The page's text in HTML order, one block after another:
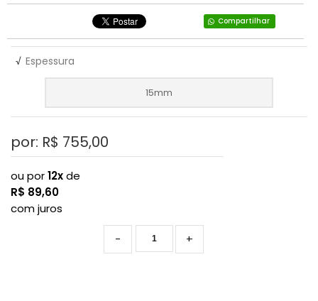
Compartilhar
√ Espessura
15mm
por: R$ 755,00
ou por12xde
R$ 89,60
com juros
+
-